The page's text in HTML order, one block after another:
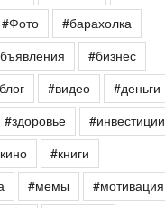
#Фото
#барахолка
#бизнес
#видео
#деньги
#здоровье
#инвестиции
#книги
#мемы
#мотивация